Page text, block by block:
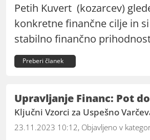
Petih Kuvert (kozarcev)
konkretne finančne cilje in
stabilno finančno
Preberi članek
Upravljanje Financ: Pot
Ključni Vzorci za Uspešno
23.11.2023 10:12, Objavljeno v